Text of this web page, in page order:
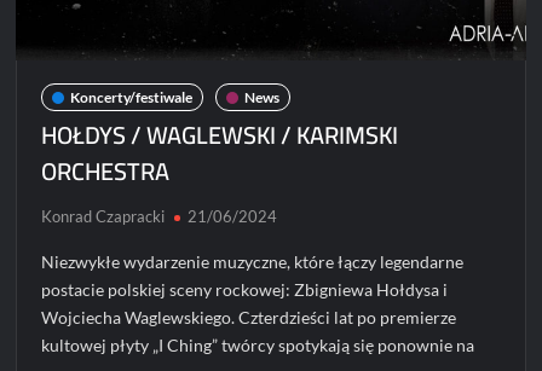
Koncerty/festiwale News
HOŁDYS / WAGLEWSKI / KARIMSKI
ORCHESTRA
Konrad Czapracki 21/06/2024
Niezwykłe wydarzenie muzyczne, które łączy legendarne
postacie polskiej sceny rockowej: Zbigniewa Hołdysa i
Wojciecha Waglewskiego. Czterdzieści lat po premierze
kultowej płyty „I Ching” twórcy spotykają się ponownie na